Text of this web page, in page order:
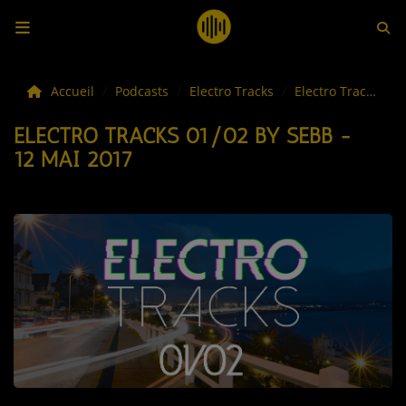
LES ACTUS
LA MUSIQUE
C'ÉTAIT QUOI CE TITRE ?
LES WEBRADIOS
LES EMISSIONS
LA GRILLE DES PROGRAMMES
TOUTES LES ÉMISSIONS
Accueil Podcasts Electro Tracks Electro Tracks 01/02 by Sebb - 12 mai 2017
ELECTRO TRACKS 01/02 BY SEBB -
12 MAI 2017